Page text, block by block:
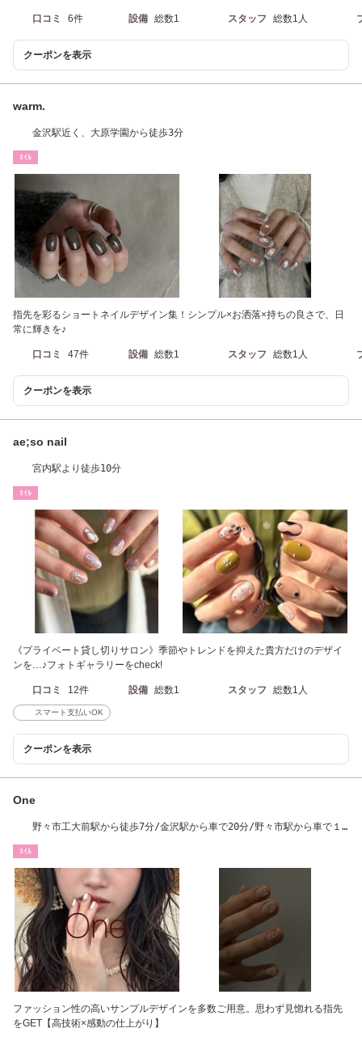
口コミ 6件 設備 総数1 スタッフ 総数1人
クーポンを表示
warm.
金沢駅近く、大原学園から徒歩3分
ﾈｲﾙ
指先を彩るショートネイルデザイン集！シンプル×お洒落×持ちの良さで、日
常に輝きを♪
口コミ 47件 設備 総数1 スタッフ 総数1人
クーポンを表示
ae;so nail
宮内駅より徒歩10分
ﾈｲﾙ
《プライベート貸し切りサロン》季節やトレンドを抑えた貴方だけのデザイ
ンを…♪フォトギャラリーをcheck!
口コミ 12件 設備 総数1 スタッフ 総数1人
スマート支払いOK
クーポンを表示
One
野々市工大前駅から徒歩7分/金沢駅から車で20分/野々市駅から車で１
ﾈｲﾙ
ファッション性の高いサンプルデザインを多数ご用意。思わず見惚れる指先
をGET【高技術×感動の仕上がり】